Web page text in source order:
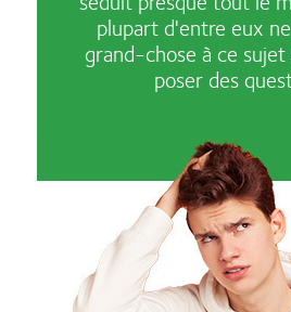
plupart d'entre eux
grand-chose à ce
poser des